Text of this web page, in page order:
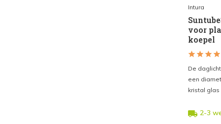
Intura
voor
koepel
De
een
kristal glas
2-3